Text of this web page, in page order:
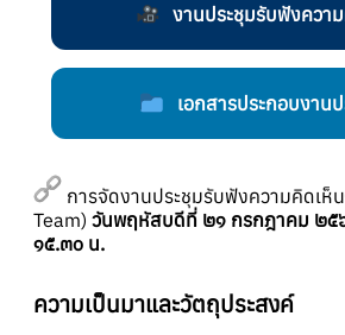
งานประชุมรับฟังควา
เอกสารประกอบงาน
การจัดงานประชุมรับฟังความคิดเห็
Team) วันพฤหัสบดีที่ ๒๑ กรกฎาคม ๒๕
๑๕.๓๐ น.
ความเป็นมาและวัตถุประสงค์